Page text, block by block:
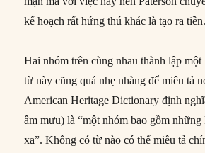
kế hoạch rất hứng thú khác là tạo ra tiền.
Hai nhóm trên cùng nhau thành lập
từ này cũng quá nhẹ nhàng để miêu tả
American Heritage Dictionary định
âm mưu) là “một nhóm bao gồm những
xa”. Không có từ nào có thể miêu tả